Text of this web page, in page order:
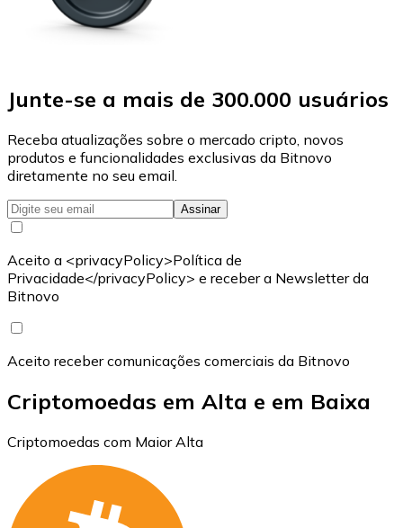
Junte-se a mais de 300.000 usuários
Receba atualizações sobre o mercado cripto, novos
produtos e funcionalidades exclusivas da Bitnovo
diretamente no seu email.
Assinar
Aceito a <privacyPolicy>Política de
Privacidade</privacyPolicy> e receber a Newsletter da
Bitnovo
Aceito receber comunicações comerciais da Bitnovo
Criptomoedas em Alta e em Baixa
Criptomoedas com Maior Alta